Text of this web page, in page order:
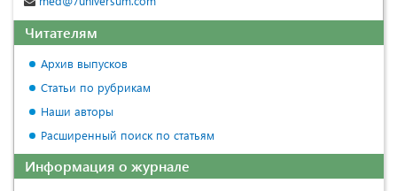
Читателям
Архив выпусков
Статьи по рубрикам
Наши авторы
Расширенный поиск по статьям
Информация о журнале